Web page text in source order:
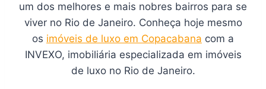
um dos melhores e mais nobres bairros para se
viver no Rio de Janeiro. Conheça hoje mesmo
os imóveis de luxo em Copacabana com a
INVEXO, imobiliária especializada em imóveis
de luxo no Rio de Janeiro.